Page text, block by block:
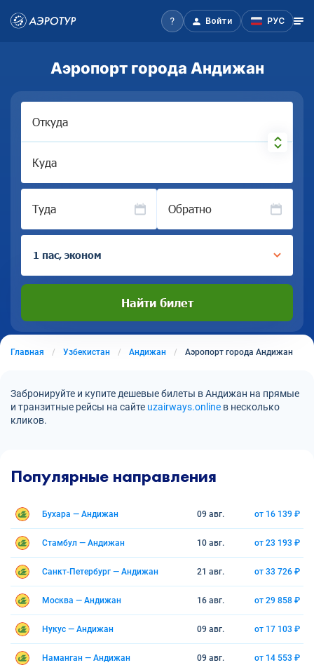
Войти РУС
Аэропорт города Андижан
Откуда
Куда
Туда Обратно
1 пас, эконом
Найти билет
Главная Узбекистан Андижан Аэропорт города Андижан
Забронируйте и купите дешевые билеты в Андижан на прямые
и транзитные рейсы на сайте uzairways.online в несколько
кликов.
Популярные направления
Бухара — Андижан 09 авг. от 16 139 ₽
Стамбул — Андижан 10 авг. от 23 193 ₽
Санкт-Петербург — Андижан 21 авг. от 33 726 ₽
Москва — Андижан 16 авг. от 29 858 ₽
Нукус — Андижан 09 авг. от 17 103 ₽
Наманган — Андижан 09 авг. от 14 553 ₽